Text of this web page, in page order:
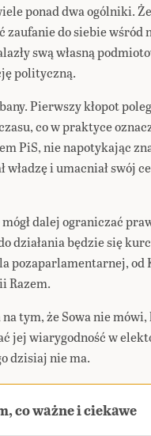
ponad dwa ogólniki.
zaufanie do siebie wśród
swą własną
polityczną.
Pierwszy kłopot
co w praktyce
PiS, nie napotykając
władzę i umacniał swój
dalej ograniczać
działania będzie się
pozaparlamentarnej, od
Razem.
tym, że Sowa nie
jej wiarygodność w
dzisiaj nie ma.
co ważne i ciekawe